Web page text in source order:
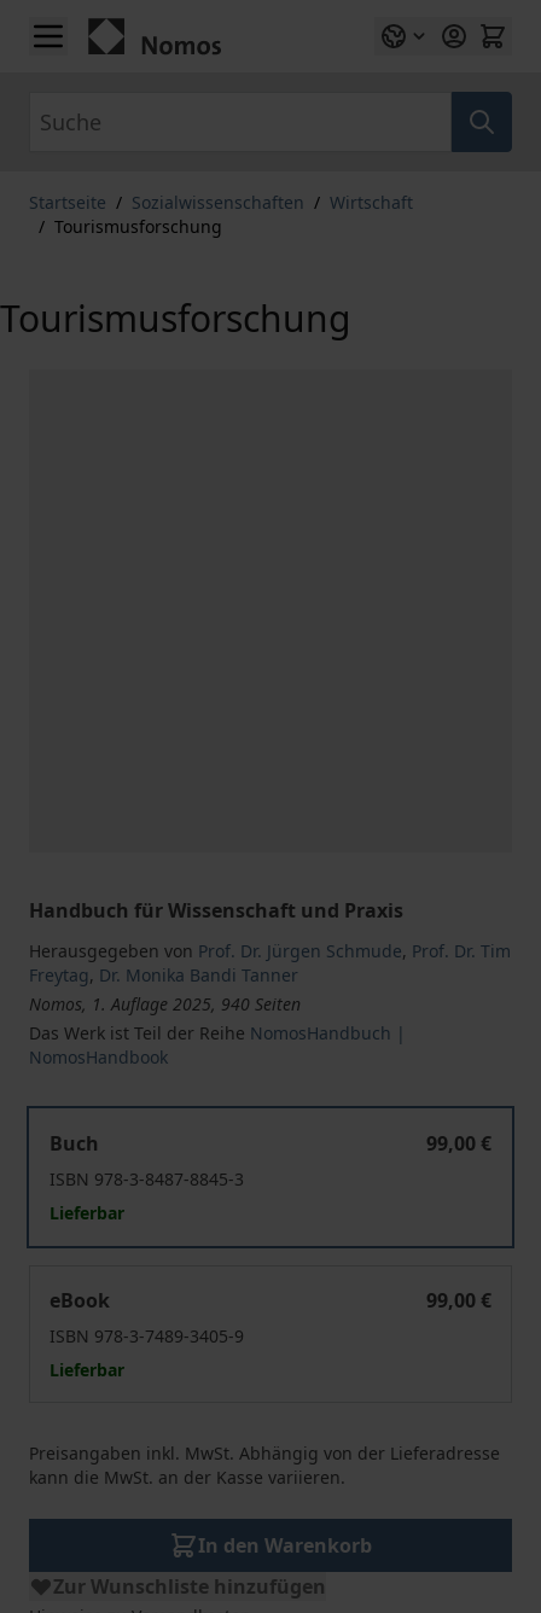
Zum Inhalt springen
Startseite / Sozialwissenschaften / Wirtschaft
/ Tourismusforschung
Tourismusforschung
Handbuch für Wissenschaft und Praxis
Herausgegeben von Prof. Dr. Jürgen Schmude, Prof. Dr. Tim
Freytag, Dr. Monika Bandi Tanner
Nomos, 1. Auflage 2025, 940 Seiten
Das Werk ist Teil der Reihe NomosHandbuch |
NomosHandbook
Buch
99,00 €
ISBN 978-3-8487-8845-3
Lieferbar
eBook
99,00 €
ISBN 978-3-7489-3405-9
Lieferbar
Preisangaben inkl. MwSt. Abhängig von der Lieferadresse
kann die MwSt. an der Kasse variieren.
In den Warenkorb
Zur Wunschliste hinzufügen